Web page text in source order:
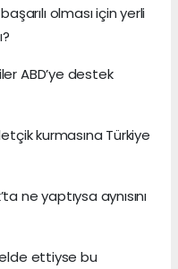
olması için yerli
ABD’ye destek
kurmasına Türkiye
ne yaptıysa aynısını
elde ettiyse bu